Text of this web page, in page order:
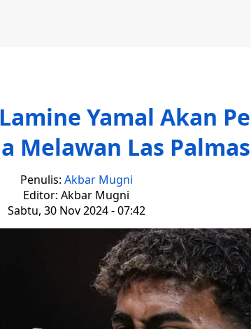
Yamal Akan
Melawan Las Palmas
Penulis: Akbar Mugni
Editor: Akbar Mugni
Sabtu, 30 Nov 2024 - 07:42